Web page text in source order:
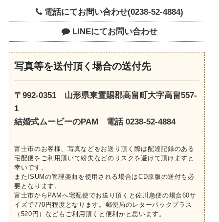
電話にてお問い合わせ(0238-52-4884)
LINEにてお問い合わせ
写真等を送付頂く場合の送付先
〒992-0351 山形県東置賜郡高畠町大字高畠557-
1
結婚式ムービーのPAM 電話 0238-52-4884
富士市のお客様、写真などをお送り頂く際は配達記録のある
宅配便をご利用頂いて紛失などのリスクを避けて頂けますと
幸いです。
またISUMの管理楽曲を使用される場合はCD原版の送付も必
要となります。
富士市からPAMへ宅配便でお送り頂くと佐川急便の場合60サ
イズで770円程度となります。郵便局のレターパックプラス
（520円）などもご利用頂くと便利かと思います。